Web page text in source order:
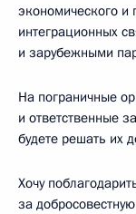
экономического и
интеграционных
и зарубежными
На пограничные
и ответственные
будете решать их
Хочу
за